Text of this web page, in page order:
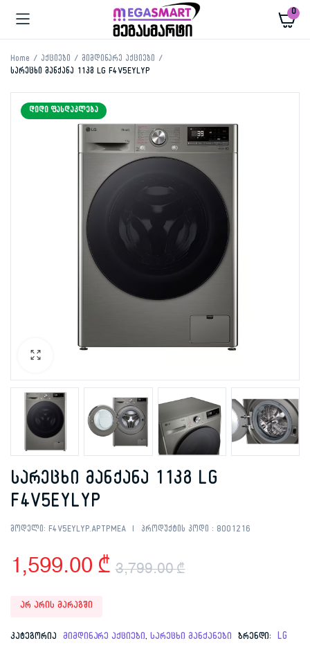
0
Home აქციები
მიმდინარე აქციები
სარეცხი მანქანა 11კგ LG F4V5EYLYP
ᲓᲘᲓᲘ ᲤᲐᲡᲓᲐᲙᲚᲔᲑᲐ
სარეცხი მანქანა 11კგ LG
F4V5EYLYP
მოდელი: F4V5EYLYP.APTPMEA პროდუქტის კოდი : 8001216
3,799.00₾
price
1,599.00 ₾
price
არ არის მარაგში
კატეგორია მიმდინარე აქციები,სარეცხი მანქანები ბრენდი: LG